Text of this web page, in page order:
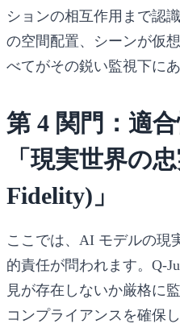
ションの相互作用まで認
の空間配置、シーンが仮
べてがその鋭い監視下にあ
第 4 関門：適
「現実世界の
Fidelity)」
ここでは、AI モデルの現
的責任が問われます。Q-
見が存在しないか厳格に
コンプライアンスを確保